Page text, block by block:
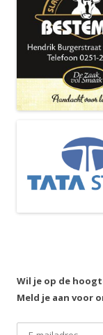
Wil je op de
Meld je aan voor